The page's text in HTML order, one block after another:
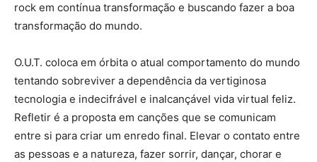
rock em contínua transformação e buscando fazer a boa
transformação do mundo.
O.U.T. coloca em órbita o atual comportamento do mundo
tentando sobreviver a dependência da vertiginosa
tecnologia e indecifrável e inalcançável vida virtual feliz.
Refletir é a proposta em canções que se comunicam
entre si para criar um enredo final. Elevar o contato entre
as pessoas e a natureza, fazer sorrir, dançar, chorar e